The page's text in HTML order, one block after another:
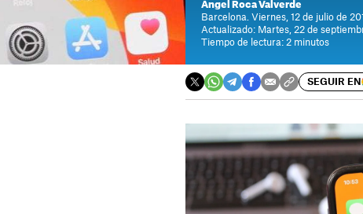
Ángel Roca Valverde
Barcelona. Viernes, 12 de julio de
Actualizado: Martes, 22 de
Tiempo de lectura: 2 minutos
SEGUIR EN